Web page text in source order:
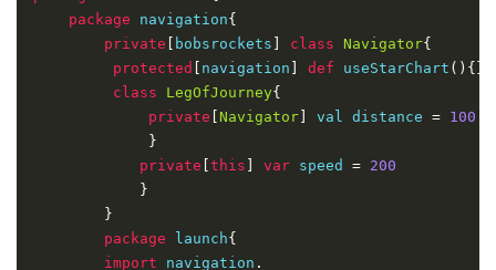
package navigation{
private
bobsrockets class Navigator{
protected
navigation def useStarChart (){}
class
LegOfJourney{
private Navigator val distance = 100
}
private this var speed = 200
}
}
package launch{
import navigation .